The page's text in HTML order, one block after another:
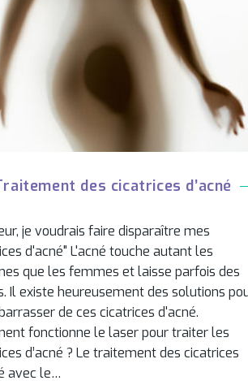
des cicatrices d’acné
je voudrais faire disparaître mes
d'acné" L'acné touche autant les
que les femmes et laisse parfois des
Il existe heureusement des solutions
de ces cicatrices d'acné.
fonctionne le laser pour traiter les
d’acné ? Le traitement des cicatrices
avec le…